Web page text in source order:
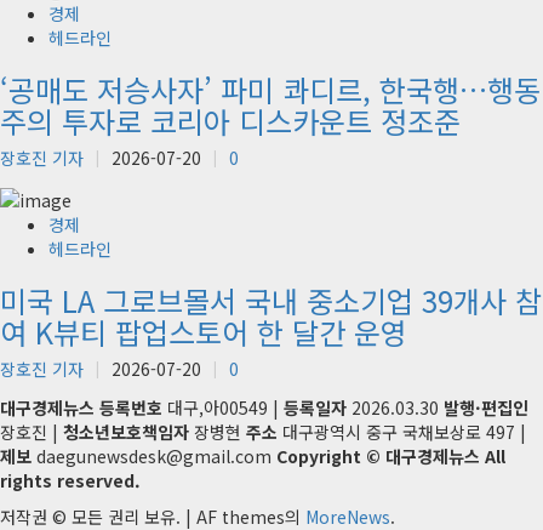
경제
헤드라인
‘공매도 저승사자’ 파미 콰디르, 한국행…행동
주의 투자로 코리아 디스카운트 정조준
장호진 기자 2026-07-20 0
경제
헤드라인
미국 LA 그로브몰서 국내 중소기업 39개사 참
여 K뷰티 팝업스토어 한 달간 운영
장호진 기자 2026-07-20
0
대구경제뉴스 등록번호 대구,아00549 | 등록일자 2026.03.30 발행·편집인
장호진 | 청소년보호책임자 장병현 주소 대구광역시 중구 국채보상로 497 |
제보 daegunewsdesk@gmail.com Copyright © 대구경제뉴스 All
rights reserved.
저작권 © 모든 권리 보유. | AF themes의 MoreNews.